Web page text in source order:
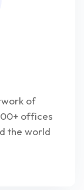
of
offices
the world